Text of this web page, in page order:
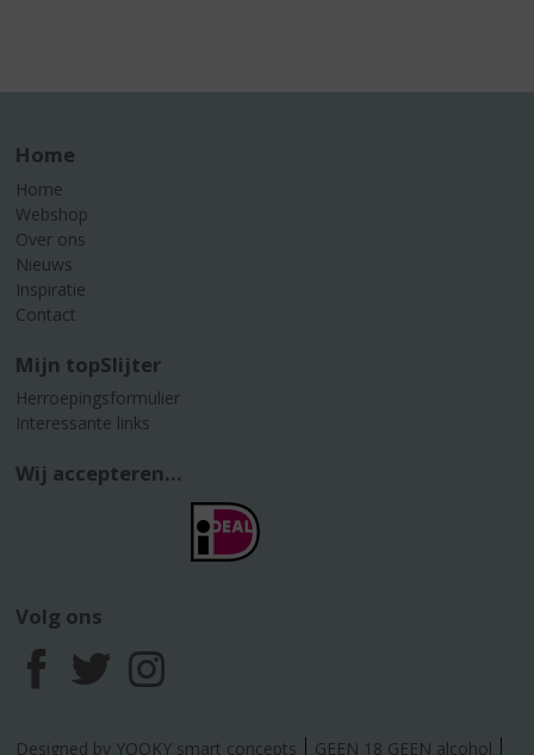
Home
Home
Webshop
Over ons
Nieuws
Inspiratie
Contact
Mijn topSlijter
Herroepingsformulier
Interessante links
Wij accepteren...
Volg ons
F
a
T
w
I
n
Designed by YOOKY smart concepts GEEN 18 GEEN alcohol